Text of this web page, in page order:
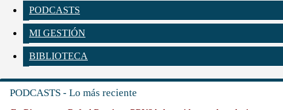
PODCASTS
MI GESTIÓN
BIBLIOTECA
PODCASTS - Lo más reciente